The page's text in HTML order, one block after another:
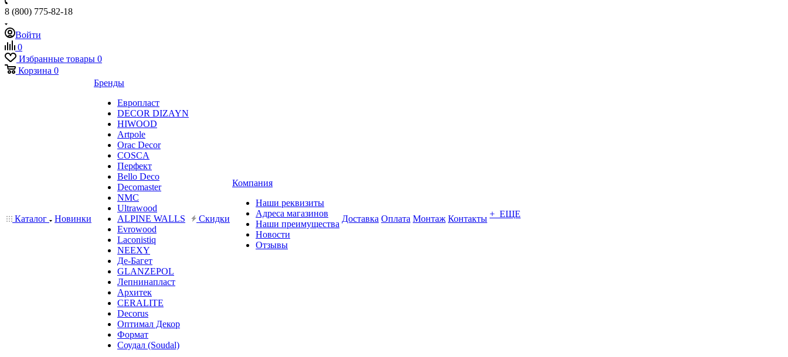
8 (800) 775-82-18
Войти
0
Избранные товары 0
Корзина 0
Каталог Новинки
Бренды
Европласт
DECOR DIZAYN
HIWOOD
Artpole
Orac Decor
COSCA
Перфект
Bello Deco
Decomaster
NMС
Ultrawood
ALPINE WALLS
Evrowood
Laconistiq
NEEXY
Де-Багет
GLANZEPOL
Лепнинапласт
Архитек
CERALITE
Decorus
Оптимал Декор
Формат
Соудал (Soudal)
Скидки
Компания
Наши реквизиты
Адреса магазинов
Наши преимущества
Новости
Отзывы
Доставка Оплата Монтаж Контакты + ЕЩЕ